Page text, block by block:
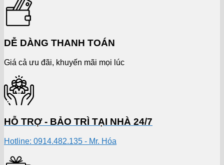
DỄ DÀNG THANH TOÁN
Giá cả ưu đãi, khuyến mãi mọi lúc
HỖ TRỢ - BẢO TRÌ TẠI NHÀ 24/7
Hotline: 0914.482.135 - Mr. Hóa